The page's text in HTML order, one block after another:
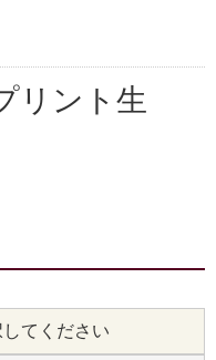
リント生
てください